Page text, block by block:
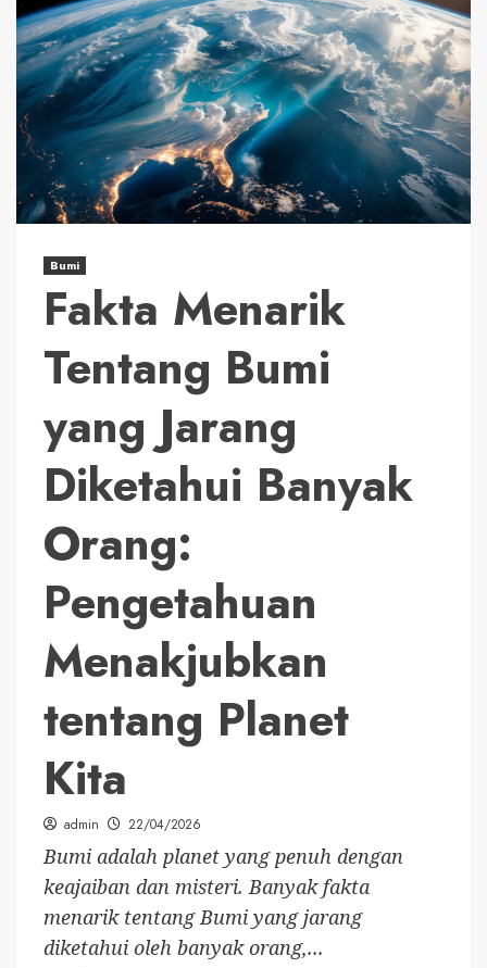
Bumi
Fakta Menarik
Tentang Bumi
yang Jarang
Diketahui Banyak
Orang:
Pengetahuan
Menakjubkan
tentang Planet
Kita
admin 22/04/2026
Bumi adalah planet yang penuh dengan
keajaiban dan misteri. Banyak fakta
menarik tentang Bumi yang jarang
diketahui oleh banyak orang,...